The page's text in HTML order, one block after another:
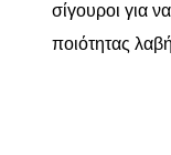
σίγουροι για
ποιότητας